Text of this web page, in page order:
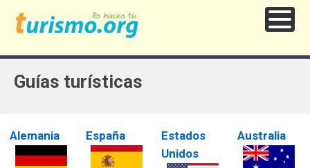
Guías turísticas
Alemania España
Estados
Unidos
Australia